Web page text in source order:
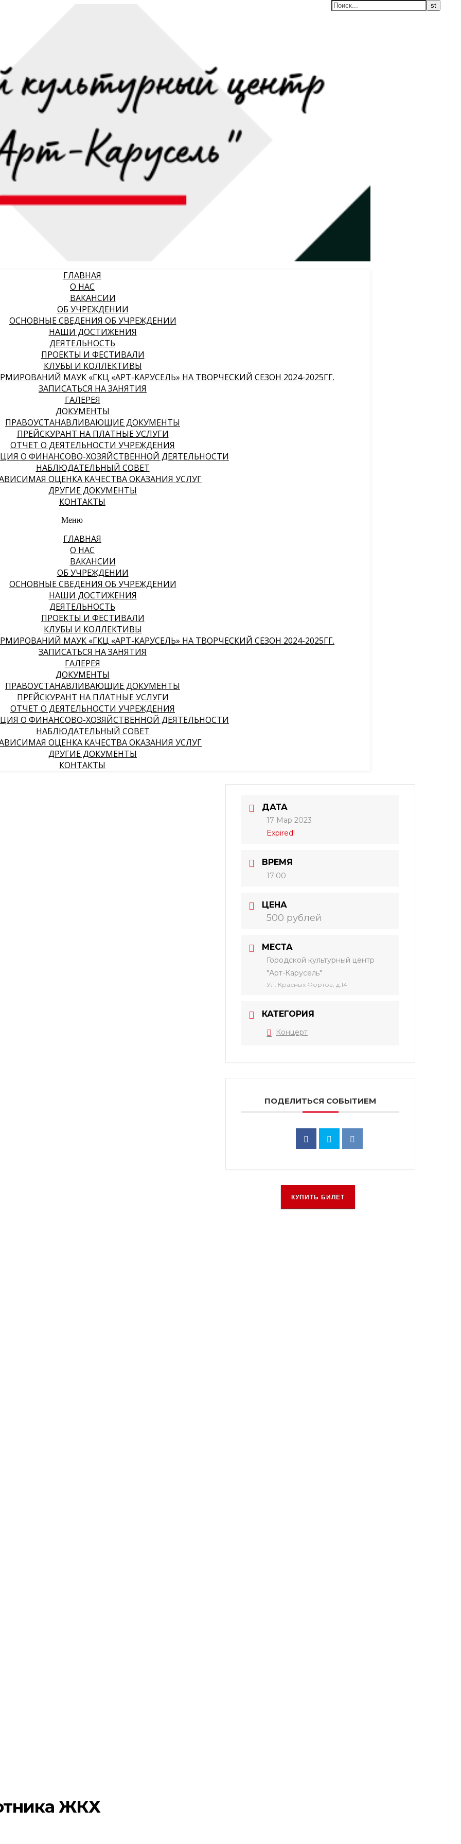
ГЛАВНАЯ
О НАС
ВАКАНСИИ
ОБ УЧРЕЖДЕНИИ
ОСНОВНЫЕ СВЕДЕНИЯ ОБ УЧРЕЖДЕНИИ
НАШИ ДОСТИЖЕНИЯ
ДЕЯТЕЛЬНОСТЬ
ПРОЕКТЫ И ФЕСТИВАЛИ
КЛУБЫ И КОЛЛЕКТИВЫ
МАУК «ГКЦ «АРТ-КАРУСЕЛЬ» НА ТВОРЧЕСКИЙ СЕЗОН 2024-2025ГГ.
ЗАПИСАТЬСЯ НА ЗАНЯТИЯ
ГАЛЕРЕЯ
ДОКУМЕНТЫ
ПРАВОУСТАНАВЛИВАЮЩИЕ ДОКУМЕНТЫ
ПРЕЙСКУРАНТ НА ПЛАТНЫЕ УСЛУГИ
ОТЧЕТ О ДЕЯТЕЛЬНОСТИ УЧРЕЖДЕНИЯ
О ФИНАНСОВО-ХОЗЯЙСТВЕННОЙ ДЕЯТЕЛЬНОСТИ
НАБЛЮДАТЕЛЬНЫЙ СОВЕТ
ОЦЕНКА КАЧЕСТВА ОКАЗАНИЯ УСЛУГ
ДРУГИЕ ДОКУМЕНТЫ
КОНТАКТЫ
Меню
ГЛАВНАЯ
О НАС
ВАКАНСИИ
ОБ УЧРЕЖДЕНИИ
ОСНОВНЫЕ СВЕДЕНИЯ ОБ УЧРЕЖДЕНИИ
НАШИ ДОСТИЖЕНИЯ
ДЕЯТЕЛЬНОСТЬ
ПРОЕКТЫ И ФЕСТИВАЛИ
КЛУБЫ И КОЛЛЕКТИВЫ
МАУК «ГКЦ «АРТ-КАРУСЕЛЬ» НА ТВОРЧЕСКИЙ СЕЗОН 2024-2025ГГ.
ЗАПИСАТЬСЯ НА ЗАНЯТИЯ
ГАЛЕРЕЯ
ДОКУМЕНТЫ
ПРАВОУСТАНАВЛИВАЮЩИЕ ДОКУМЕНТЫ
ПРЕЙСКУРАНТ НА ПЛАТНЫЕ УСЛУГИ
ОТЧЕТ О ДЕЯТЕЛЬНОСТИ УЧРЕЖДЕНИЯ
О ФИНАНСОВО-ХОЗЯЙСТВЕННОЙ ДЕЯТЕЛЬНОСТИ
НАБЛЮДАТЕЛЬНЫЙ СОВЕТ
ОЦЕНКА КАЧЕСТВА ОКАЗАНИЯ УСЛУГ
ДРУГИЕ ДОКУМЕНТЫ
КОНТАКТЫ
ЖКХ
ДАТА
17 Мар 2023
Expired!
ВРЕМЯ
17:00
ЦЕНА
500 рублей
МЕСТА
Городской культурный центр
"Арт-Карусель"
Ул. Красных Фортов, д.14
КАТЕГОРИЯ
Концерт
ПОДЕЛИТЬСЯ СОБЫТИЕМ
КУПИТЬ БИЛЕТ